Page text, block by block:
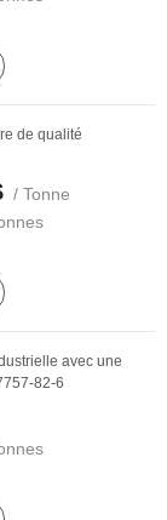
de qualité
/ Tonne
avec une
82-6